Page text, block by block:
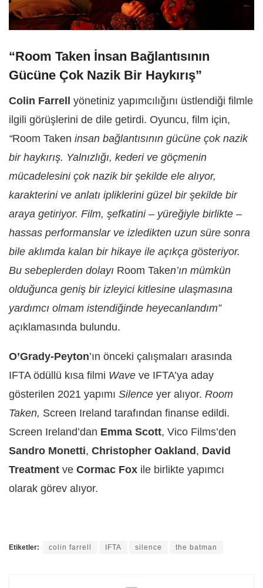
“Room Taken İnsan Bağlantısının
Gücüne Çok Nazik Bir Haykırış”
Colin Farrell yönetiniz yapımcılığını üstlendiği filmle
ilgili görüşlerini de dile getirdi. Oyuncu, film için,
“Room Taken insan bağlantısının gücüne çok nazik
bir haykırış. Yalnızlığı, kederi ve göçmenin
mücadelesini çok nazik bir şekilde ele alıyor,
karakterini ve anlatı ipliklerini güzel bir şekilde bir
araya getiriyor. Film, şefkatini – yüreğiyle birlikte –
hassas performanslar ve izledikten uzun süre sonra
bile aklımda kalan bir hikaye ile açıkça gösteriyor.
Bu sebeplerden dolayı Room Taken’ın mümkün
olduğunca geniş bir izleyici kitlesine ulaşmasına
yardımcı olmam istendiğinde heyecanlandım”
açıklamasında bulundu.
O’Grady-Peyton’ın önceki çalışmaları arasında
IFTA ödüllü kısa filmi Wave ve IFTA’ya aday
gösterilen 2021 yapımı Silence yer alıyor. Room
Taken, Screen Ireland tarafından finanse edildi.
Screen Ireland’dan Emma Scott, Vico Films’den
Sandro Monetti, Christopher Oakland, David
Treatment ve Cormac Fox ile birlikte yapımcı
olarak görev alıyor.
Etiketler: colin farrell IFTA silence the batman